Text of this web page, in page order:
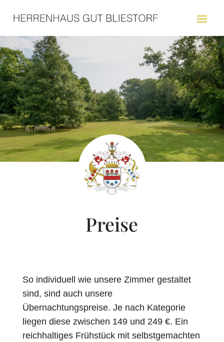
Preise
So individuell wie unsere Zimmer gestaltet
sind, sind auch unsere
Übernachtungspreise. Je nach Kategorie
liegen diese zwischen 149 und 249 €. Ein
reichhaltiges Frühstück mit selbstgemachten